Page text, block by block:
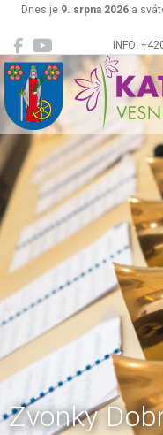
INFO:
Dnes je 9. srpna 2026 a
Kateřinice
Zvonky